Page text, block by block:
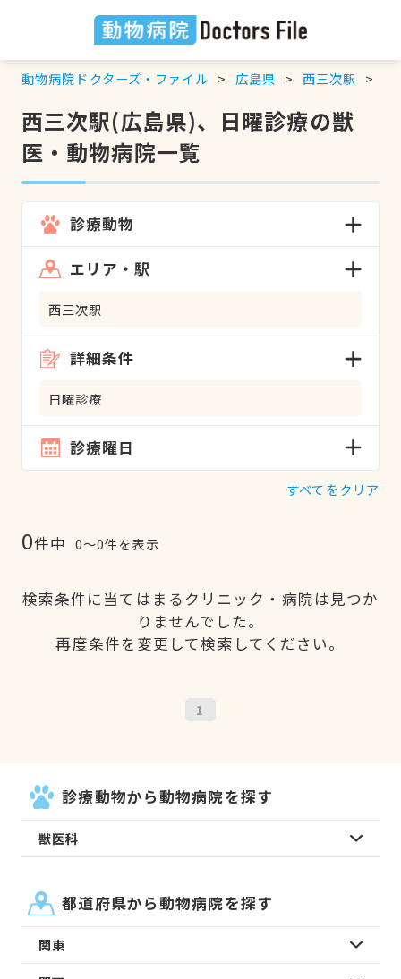
動物病院ドクターズ・ファイル 広島県 西三次駅
西三次駅(広島県)、日曜診療の獣
医・動物病院一覧
診療動物
エリア・駅
西三次駅
詳細条件
日曜診療
診療曜日
すべてをクリア
0件中 0〜0件を表示
検索条件に当てはまるクリニック・病院は見つか
りませんでした。
再度条件を変更して検索してください。
1
診療動物から動物病院を探す
獣医科
都道府県から動物病院を探す
関東